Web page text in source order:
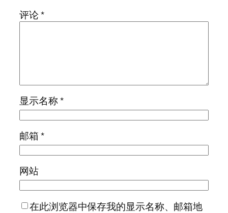
评论*
显示名称*
邮箱*
网站
在此浏览器中保存我的显示名称、邮箱地